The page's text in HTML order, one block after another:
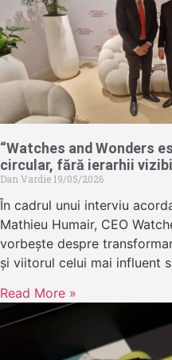
“Watches and Wonders
circular, fără ierarhii
Dan Vardie19/05/2026
În cadrul unui interviu
Mathieu Humair, CEO
vorbește despre
și viitorul celui mai influent
Read More »